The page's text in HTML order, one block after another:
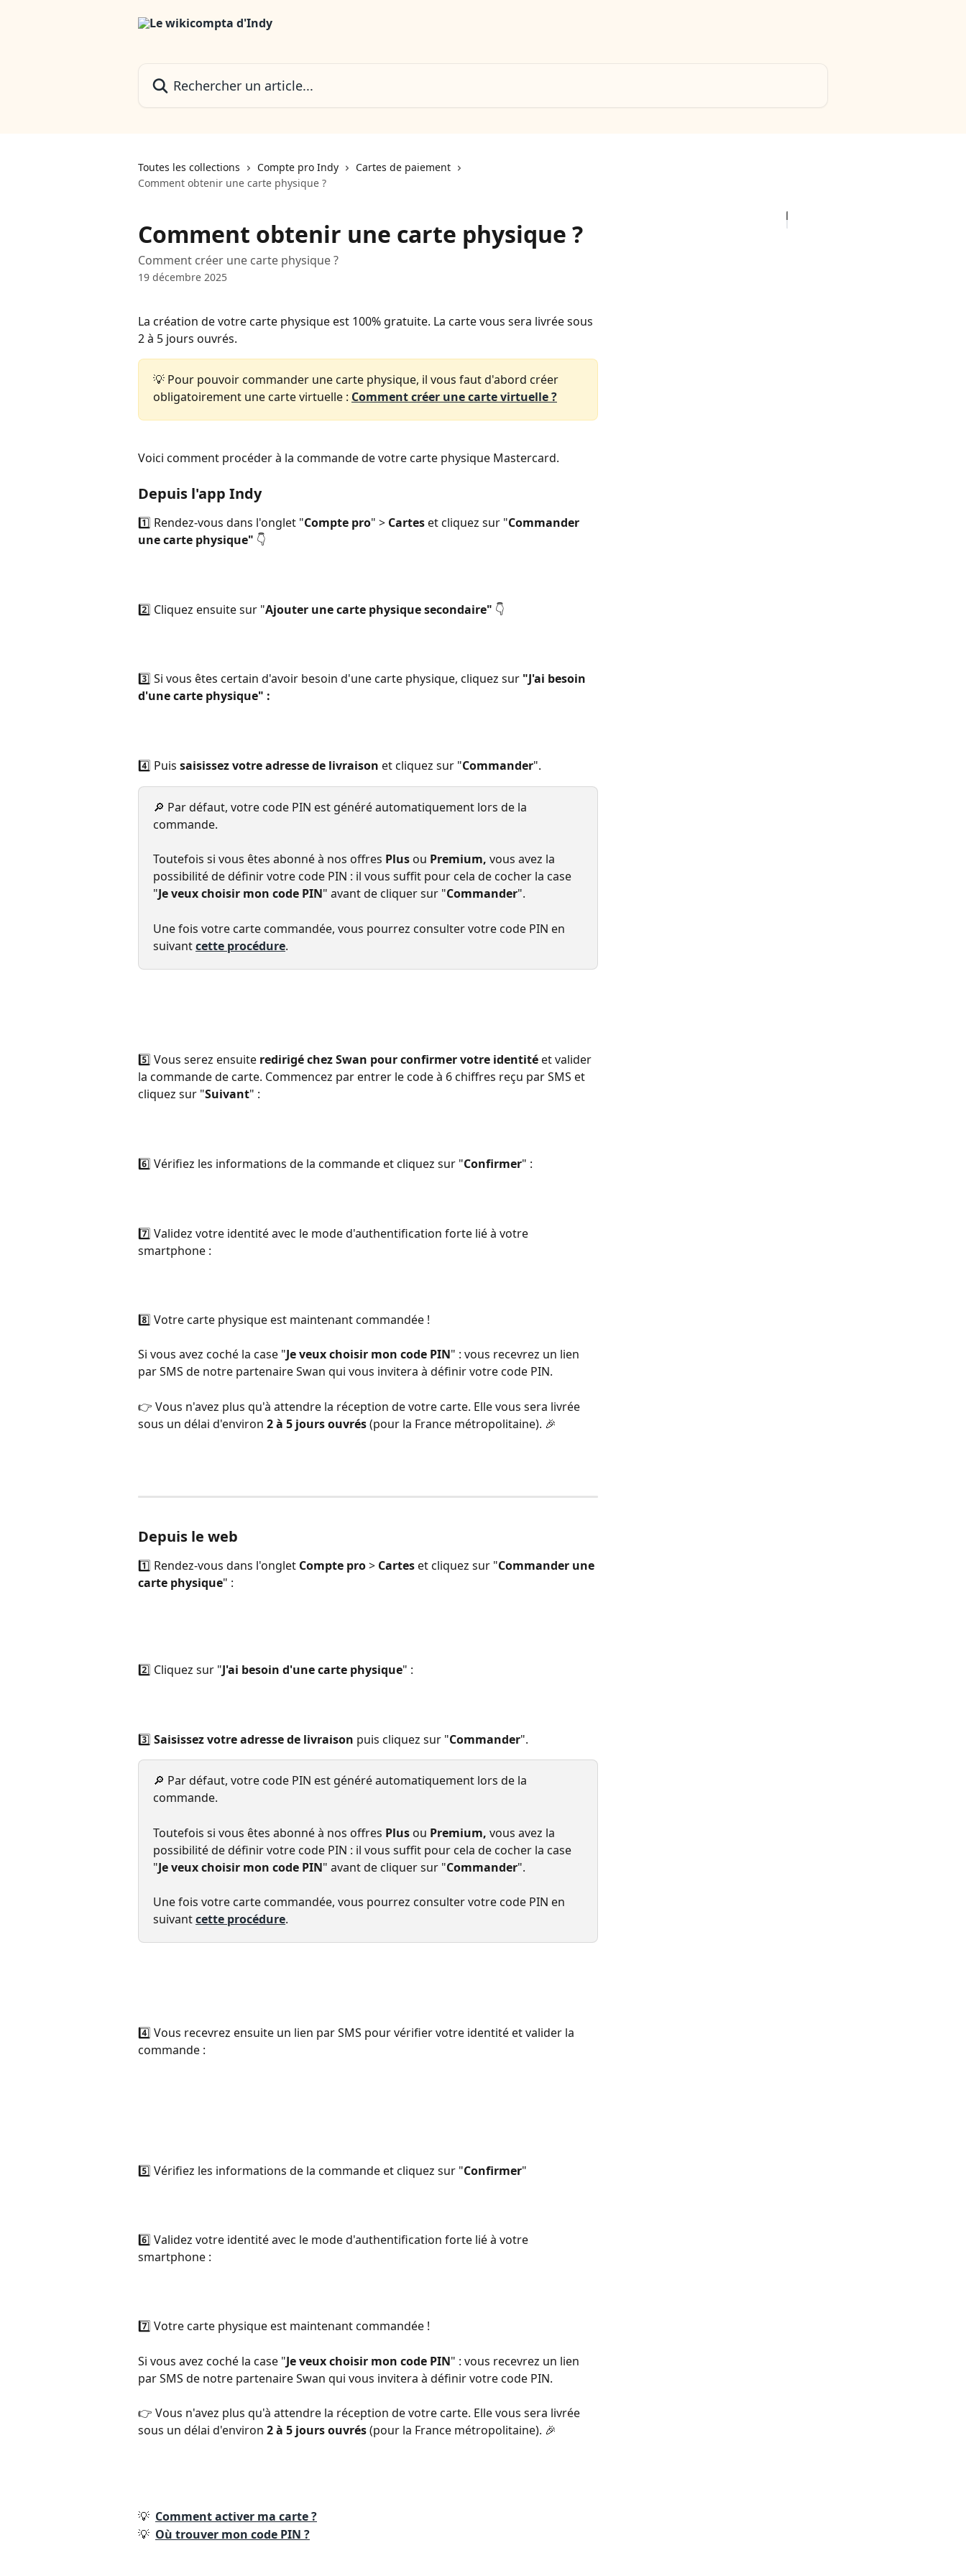
Toutes les collections Compte pro Indy
Cartes de paiement
Comment obtenir une carte physique ?
Comment obtenir une carte physique ?
Comment créer une carte physique ?
19 décembre 2025
La création de votre carte physique est 100% gratuite. La carte vous sera livrée sous
2 à 5 jours ouvrés.
💡 Pour pouvoir commander une carte physique, il vous faut d'abord créer
obligatoirement une carte virtuelle : Comment créer une carte virtuelle ?
Voici comment procéder à la commande de votre carte physique Mastercard.
Depuis l'app Indy
1️⃣ Rendez-vous dans l'onglet "Compte pro" > Cartes et cliquez sur "Commander
une carte physique" 👇
2️⃣ Cliquez ensuite sur "Ajouter une carte physique secondaire" 👇
3️⃣ Si vous êtes certain d'avoir besoin d'une carte physique, cliquez sur "J'ai besoin
d'une carte physique" :
4️⃣ Puis saisissez votre adresse de livraison et cliquez sur "Commander".
🔎 Par défaut, votre code PIN est généré automatiquement lors de la
commande.
Toutefois si vous êtes abonné à nos offres Plus ou Premium, vous avez la
possibilité de définir votre code PIN : il vous suffit pour cela de cocher la case
"Je veux choisir mon code PIN" avant de cliquer sur "Commander".
Une fois votre carte commandée, vous pourrez consulter votre code PIN en
suivant cette procédure.
5️⃣ Vous serez ensuite redirigé chez Swan pour confirmer votre identité et valider
la commande de carte. Commencez par entrer le code à 6 chiffres reçu par SMS et
cliquez sur "Suivant" :
6️⃣ Vérifiez les informations de la commande et cliquez sur "Confirmer" :
7️⃣ Validez votre identité avec le mode d'authentification forte lié à votre
smartphone :
8️⃣ Votre carte physique est maintenant commandée !
Si vous avez coché la case "Je veux choisir mon code PIN" :​ vous recevrez un lien
par SMS de notre partenaire Swan qui vous invitera à définir votre code PIN.
👉 Vous n'avez plus qu'à attendre la réception de votre carte. Elle vous sera livrée
sous un délai d'environ 2 à 5 jours ouvrés (pour la France métropolitaine). 🎉
Depuis le web
1️⃣ Rendez-vous dans l'onglet Compte pro > Cartes et cliquez sur "Commander une
carte physique" :
2️⃣ Cliquez sur "J'ai besoin d'une carte physique" :
3️⃣ Saisissez votre adresse de livraison puis cliquez sur "Commander".
🔎 Par défaut, votre code PIN est généré automatiquement lors de la
commande.
Toutefois si vous êtes abonné à nos offres Plus ou Premium, vous avez la
possibilité de définir votre code PIN : il vous suffit pour cela de cocher la case
"Je veux choisir mon code PIN" avant de cliquer sur "Commander".
Une fois votre carte commandée, vous pourrez consulter votre code PIN en
suivant cette procédure.
4️⃣ Vous recevrez ensuite un lien par SMS pour vérifier votre identité et valider la
commande :
5️⃣ Vérifiez les informations de la commande et cliquez sur "Confirmer"
6️⃣ ​Validez votre identité avec le mode d'authentification forte lié à votre
smartphone :
7️⃣ ​Votre carte physique est maintenant commandée !
Si vous avez coché la case "Je veux choisir mon code PIN" :​ vous recevrez un lien
par SMS de notre partenaire Swan qui vous invitera à définir votre code PIN.
👉 Vous n'avez plus qu'à attendre la réception de votre carte. Elle vous sera livrée
sous un délai d'environ 2 à 5 jours ouvrés (pour la France métropolitaine). 🎉
💡 Comment activer ma carte ?
💡 Où trouver mon code PIN ?